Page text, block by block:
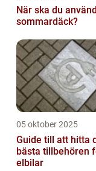
När ska du
sommardäck?
05 oktober 2025
Guide till att hitta
bästa tillbehören
elbilar